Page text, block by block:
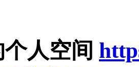
人空间